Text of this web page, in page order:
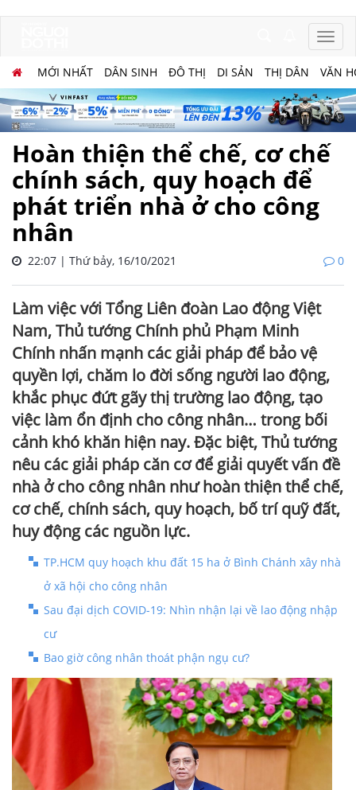
MỚI NHẤT DÂN SINH ĐÔ THỊ DI SẢN THỊ DÂN VĂN
Hoàn thiện thể chế, cơ chế
chính sách, quy hoạch để
phát triển nhà ở cho công
nhân
22:07 | Thứ bảy, 16/10/2021 0
Làm việc với Tổng Liên đoàn Lao động Việt
Nam, Thủ tướng Chính phủ Phạm Minh
Chính nhấn mạnh các giải pháp để bảo vệ
quyền lợi, chăm lo đời sống người lao động,
khắc phục đứt gãy thị trường lao động, tạo
việc làm ổn định cho công nhân… trong bối
cảnh khó khăn hiện nay. Đặc biệt, Thủ tướng
nêu các giải pháp căn cơ để giải quyết vấn đề
nhà ở cho công nhân như hoàn thiện thể chế,
cơ chế, chính sách, quy hoạch, bố trí quỹ đất,
huy động các nguồn lực.
TP.HCM quy hoạch khu đất 15 ha ở Bình Chánh xây nhà
ở xã hội cho công nhân
Sau đại dịch COVID-19: Nhìn nhận lại về lao động nhập
cư
Bao giờ công nhân thoát phận ngụ cư?